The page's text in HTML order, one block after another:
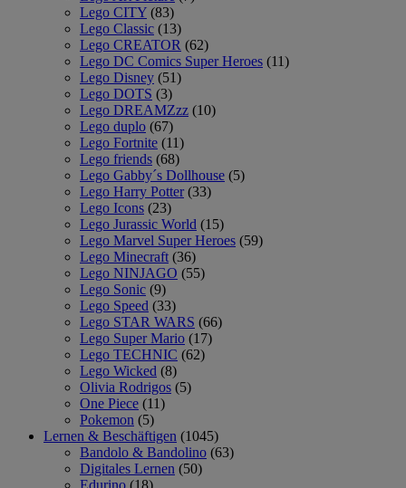
Lego CITY (83)
Lego Classic (13)
Lego CREATOR (62)
Lego DC Comics Super Heroes (11)
Lego Disney (51)
Lego DOTS (3)
Lego DREAMZzz (10)
Lego duplo (67)
Lego Fortnite (11)
Lego friends (68)
Lego Gabby´s Dollhouse (5)
Lego Harry Potter (33)
Lego Icons (23)
Lego Jurassic World (15)
Lego Marvel Super Heroes (59)
Lego Minecraft (36)
Lego NINJAGO (55)
Lego Sonic (9)
Lego Speed (33)
Lego STAR WARS (66)
Lego Super Mario (17)
Lego TECHNIC (62)
Lego Wicked (8)
Olivia Rodrigos (5)
One Piece (11)
Pokemon (5)
Lernen & Beschäftigen (1045)
Bandolo & Bandolino (63)
Digitales Lernen (50)
Edurino (18)